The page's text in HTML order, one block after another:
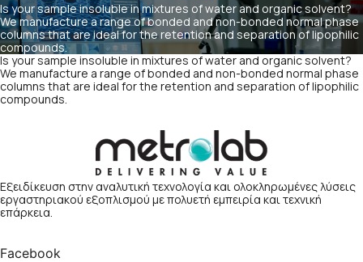
Is your sample insoluble in mixtures of water and organic solvent?
We manufacture a range of bonded and non-bonded normal phase
columns that are ideal for the retention and separation of lipophilic
compounds.
Is your sample insoluble in mixtures of water and organic solvent?
We manufacture a range of bonded and non-bonded normal phase
columns that are ideal for the retention and separation of lipophilic
compounds.
Εξειδίκευση στην αναλυτική τεχνολογία και ολοκληρωμένες λύσεις
εργαστηριακού εξοπλισμού με πολυετή εμπειρία και τεχνική
επάρκεια.
Facebook